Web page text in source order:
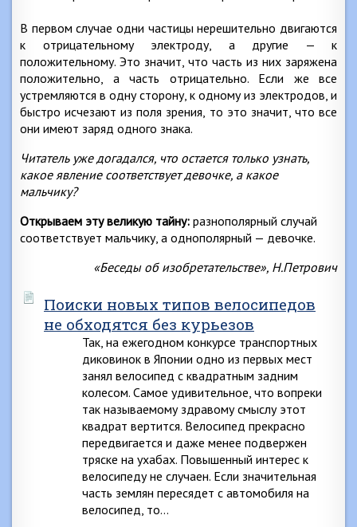
В первом случае одни частицы нерешительно двигаются
к отрицательному электроду, а другие — к
положительному. Это значит, что часть из них заряжена
положительно, а часть отрицательно. Если же все
устремляются в одну сторону, к одному из электродов, и
быстро исчезают из поля зрения, то это значит, что все
они имеют заряд одного знака.
Читатель уже догадался, что остается только узнать,
какое явление соответствует девочке, а какое
мальчику?
Открываем эту великую тайну: разнополярный случай
соответствует мальчику, а однополярный — девочке.
«Беседы об изобретательстве», Н.Петрович
Поиски новых типов велосипедов
не обходятся без курьезов
Так, на ежегодном конкурсе транспортных
диковинок в Японии одно из первых мест
занял велосипед с квадратным задним
колесом. Самое удивительное, что вопреки
так называемому здравому смыслу этот
квадрат вертится. Велосипед прекрасно
передвигается и даже менее подвержен
тряске на ухабах. Повышенный интерес к
велосипеду не случаен. Если значительная
часть землян пересядет с автомобиля на
велосипед, то…